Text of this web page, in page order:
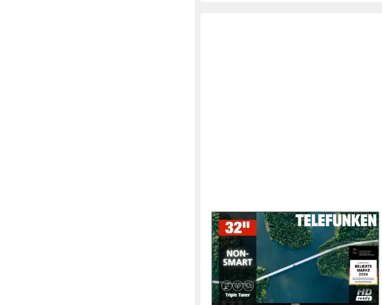
TELEFUNKEN
XH32P900S LCD-LED Fernseher
80 cm/32 Zoll
Diagonale
LED Bildschirmtechnologie
HD-ready
Auflösung
Produktdatenblatt
(8)